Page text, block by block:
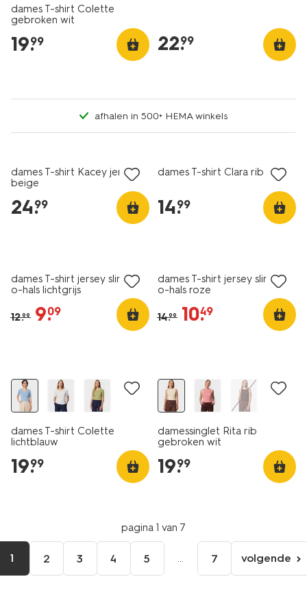
dames T-shirt Colette
gebroken wit
19.
99 22.
99
afhalen in 500+ HEMA winkels
dames T-shirt Kacey jersey
beige
24.
99
dames T-shirt Clara rib bruin
14.
99
dames T-shirt jersey slim fit
o-hals lichtgrijs
12.99 9.
09
dames T-shirt jersey slim fit
o-hals roze
14.99 10.
49
dames T-shirt Colette
lichtblauw
19.
99
damessinglet Rita rib
gebroken wit
19.
99
pagina 1 van 7
1 2 3 4 5 ... 7
pagina
volgende